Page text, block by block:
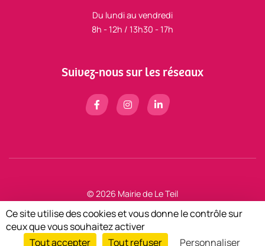
Du lundi au vendredi
8h - 12h / 13h30 - 17h
Suivez-nous sur les réseaux
© 2026 Mairie de Le Teil
Mentions légales
Zéfyx création de sites internet à Aubenas en Ardèche
Ce site utilise des cookies et vous donne le contrôle sur
ceux que vous souhaitez activer
Tout accepter
Tout refuser Personnaliser